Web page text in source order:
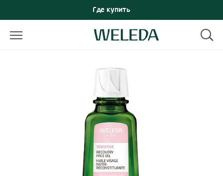
Где купить